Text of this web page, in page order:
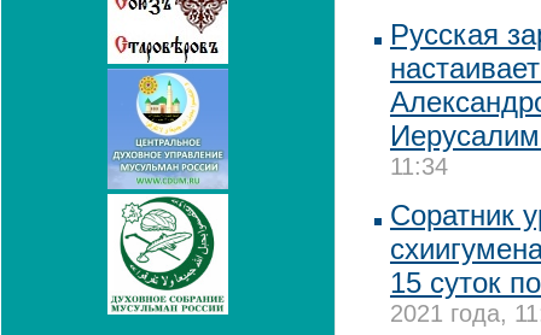
Русская
11:34
Соратник
15 суток
2021 года,